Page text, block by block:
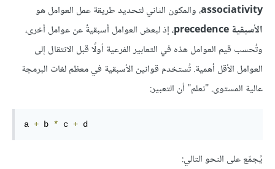
associativity، والمكون الثاني لتحديد طريقة عمل العوامل هو
الأسبقية precedence
، إذ لبعض العوامل أسبقيةٌ عن عوامل أخرى،
وتُحسب قيم العوامل هذه في التعابير الفرعية أولًا قبل الانتقال إلى
العوامل الأقل أهمية. تُستخدم قوانين الأسبقية في معظم لغات البرمجة
عالية المستوى. "نعلم" أن التعبير:
a + b * c + d
يُجمّع على النحو التالي: